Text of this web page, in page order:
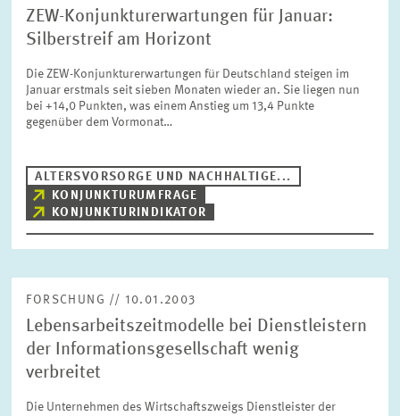
ZEW-Konjunkturerwartungen für Januar:
Silberstreif am Horizont
Die ZEW-Konjunkturerwartungen für Deutschland steigen im
Januar erstmals seit sieben Monaten wieder an. Sie liegen nun
bei +14,0 Punkten, was einem Anstieg um 13,4 Punkte
gegenüber dem Vormonat…
ALTERSVORSORGE UND NACHHALTIGE...
KONJUNKTURUMFRAGE
KONJUNKTURINDIKATOR
FORSCHUNG // 10.01.2003
Lebensarbeitszeitmodelle bei Dienstleistern
der Informationsgesellschaft wenig
verbreitet
Die Unternehmen des Wirtschaftszweigs Dienstleister der